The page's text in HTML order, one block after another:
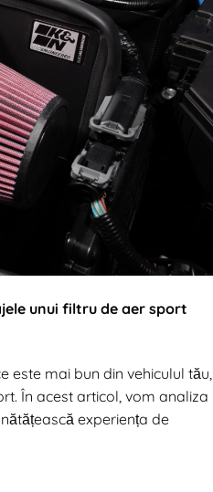
unui filtru de aer sport
este mai bun din vehiculul tău,
În acest articol, vom analiza
experiența de